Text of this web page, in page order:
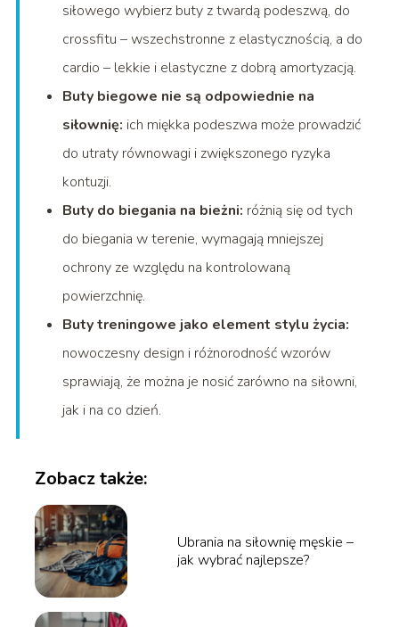
siłowego wybierz buty z twardą podeszwą, do
crossfitu – wszechstronne z elastycznością, a do
cardio – lekkie i elastyczne z dobrą amortyzacją.
Buty biegowe nie są odpowiednie na
siłownię: ich miękka podeszwa może prowadzić
do utraty równowagi i zwiększonego ryzyka
kontuzji.
Buty do biegania na bieżni: różnią się od tych
do biegania w terenie, wymagają mniejszej
ochrony ze względu na kontrolowaną
powierzchnię.
Buty treningowe jako element stylu życia:
nowoczesny design i różnorodność wzorów
sprawiają, że można je nosić zarówno na siłowni,
jak i na co dzień.
Zobacz także:
Ubrania na siłownię męskie –
jak wybrać najlepsze?